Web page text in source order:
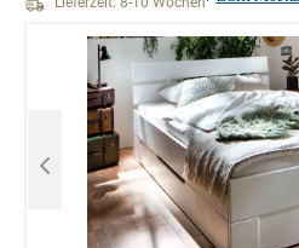
Bildergalerie überspringen